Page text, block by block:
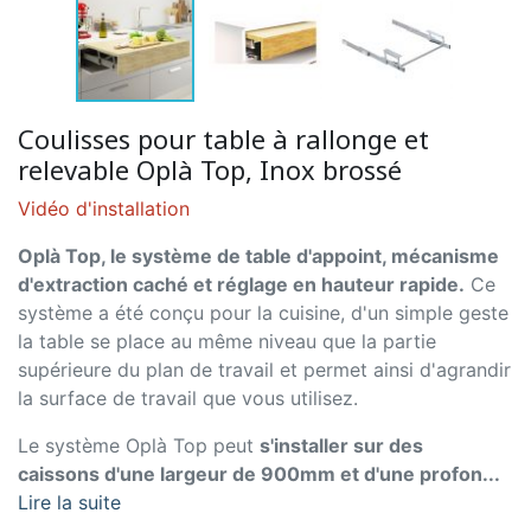
Coulisses pour table à rallonge et
relevable Oplà Top, Inox brossé
Vidéo d'installation
Oplà Top, le système de table d'appoint, mécanisme
d'extraction caché et réglage en hauteur rapide. Ce
système a été conçu pour la cuisine, d'un simple geste
la table se place au même niveau que la partie
supérieure du plan de travail et permet ainsi d'agrandir
la surface de travail que vous utilisez.
Le système Oplà Top peut s'installer sur des
caissons d'une largeur de 900mm et d'une profon...
Lire la suite